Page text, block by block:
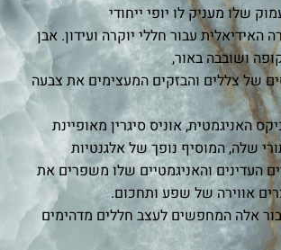
שלו מעניק לו יופי ייחודי
האידיאלית עבור חללי יוקרה ועידון. אבן
ושובבה באור,
של צללים והבזקים המעצימים את צבעה
האניגמטית, אוניס סיגרין מאופיינת
שלה, המוסיף נופך של אלגנטיות
העדינים והאניגמטיים שלו משפרים את
אווירה של שפע ותחכום.
אלה המחפשים לעצב חללים מדהימים